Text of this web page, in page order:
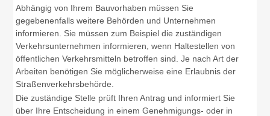
Abhängig von Ihrem Bauvorhaben müssen Sie
gegebenenfalls weitere Behörden und Unternehmen
informieren. Sie müssen zum Beispiel die zuständigen
Verkehrsunternehmen informieren, wenn Haltestellen von
öffentlichen Verkehrsmitteln betroffen sind. Je nach Art der
Arbeiten benötigen Sie möglicherweise eine Erlaubnis der
Straßenverkehrsbehörde.
Die zuständige Stelle prüft Ihren Antrag und informiert Sie
über Ihre Entscheidung in einem Genehmigungs- oder in